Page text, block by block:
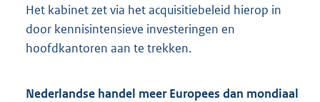
Het kabinet zet via het acquisitiebeleid hierop in
door kennisintensieve investeringen en
hoofdkantoren aan te trekken.
Nederlandse handel meer Europees dan mondiaal